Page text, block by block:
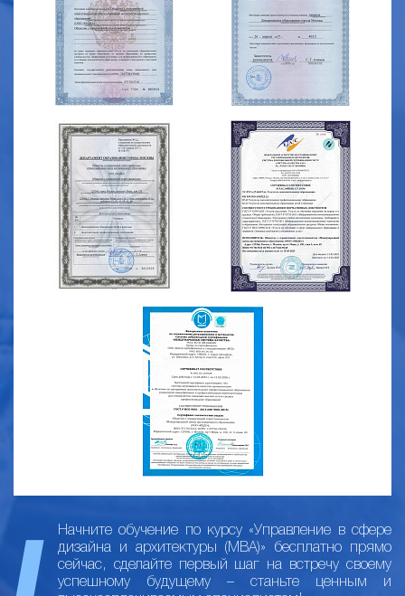
Начните обучение по курсу «Управление в сфере
дизайна и архитектуры (MBA)» бесплатно прямо
сейчас, сделайте первый шаг на встречу своему
успешному будущему – станьте ценным и